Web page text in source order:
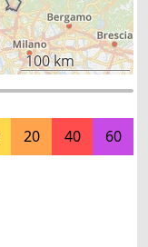
100 km
20 40 60